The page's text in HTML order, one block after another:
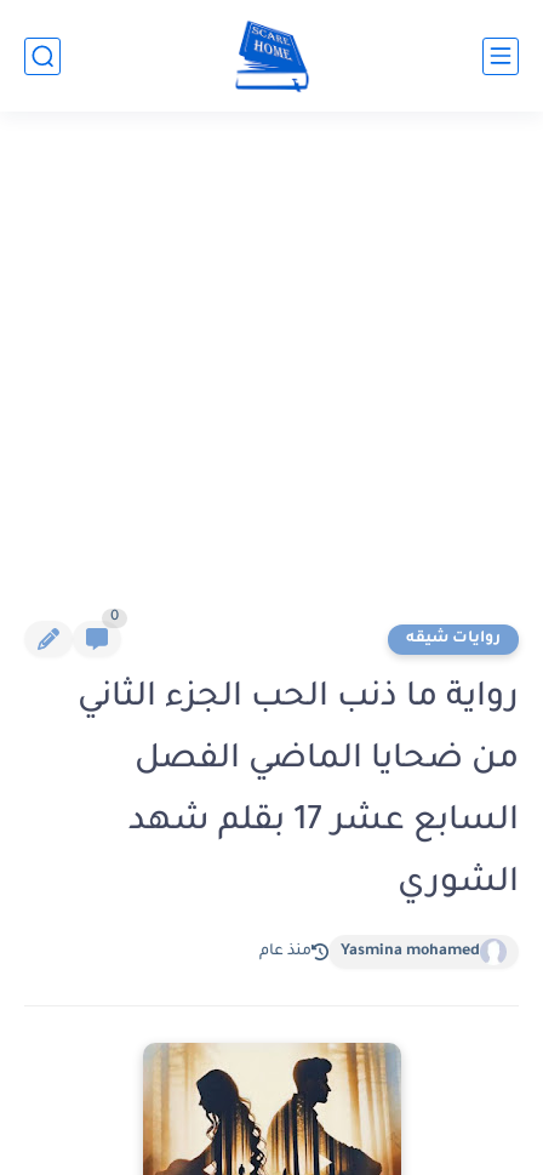
روايات شيقه
0
رواية ما ذنب الحب الجزء الثاني
من ضحايا الماضي الفصل
السابع عشر 17 بقلم شهد
الشوري
Yasmina mohamed منذ عام